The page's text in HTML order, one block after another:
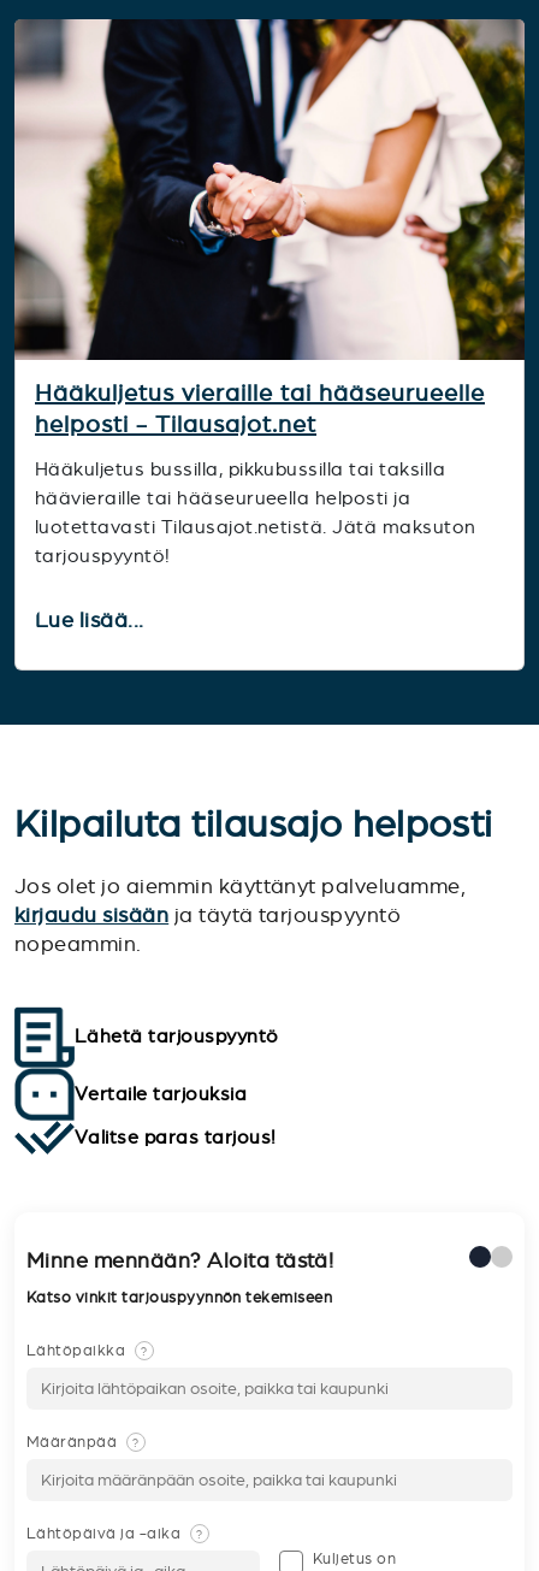
Hääkuljetus vieraille tai hääseurueelle
helposti - Tilausajot.net
Hääkuljetus bussilla, pikkubussilla tai taksilla
häävieraille tai hääseurueella helposti ja
luotettavasti Tilausajot.netistä. Jätä maksuton
tarjouspyyntö!
Lue lisää...
Kilpailuta tilausajo helposti
Jos olet jo aiemmin käyttänyt palveluamme,
kirjaudu sisään ja täytä tarjouspyyntö
nopeammin.
Lähetä tarjouspyyntö
Vertaile tarjouksia
Valitse paras tarjous!
Minne mennään? Aloita tästä!
Katso vinkit tarjouspyynnön tekemiseen
Lähtöpaikka ?
Määränpää ?
Lähtöpäivä ja -aika ?
Kuljetus on